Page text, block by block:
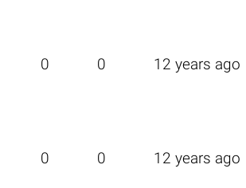
0 0 12 years ago
0 0 12 years ago